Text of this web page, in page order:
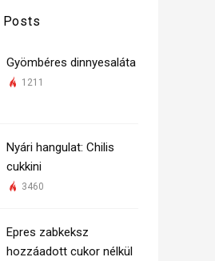
Posts
Gyömbéres dinnyesaláta
1211
Nyári hangulat: Chilis
cukkini
3460
Epres zabkeksz
hozzáadott cukor nélkül